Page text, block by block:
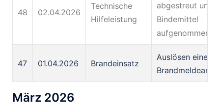
48 02.04.2026
Technische
Hilfeleistung
abgestreut und
Bindemittel
aufgenommen
47 01.04.2026 Brandeinsatz
Auslösen einer
März 2026